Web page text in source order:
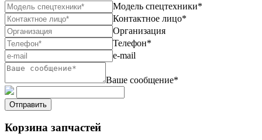
Модель спецтехники*
Контактное лицо*
Организация
Телефон*
e-mail
Ваше сообщение*
Отправить
Корзина запчастей